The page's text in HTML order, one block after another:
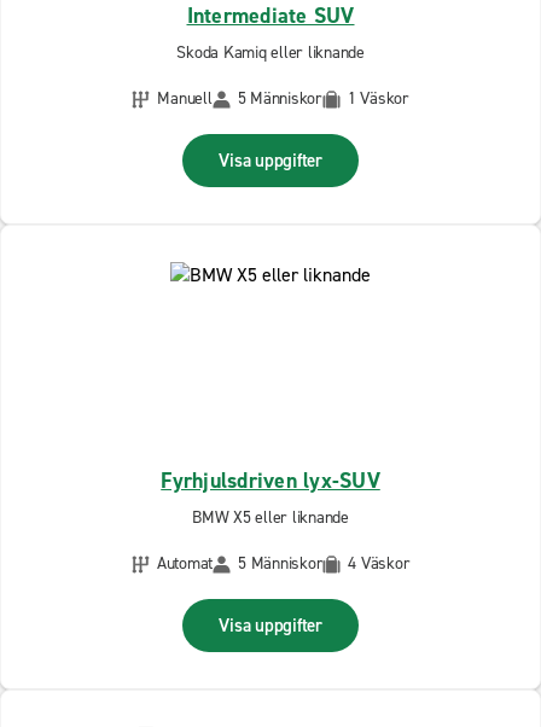
Intermediate SUV
Skoda Kamiq eller liknande
Manuell
5 Människor 1 Väskor
Visa uppgifter
Fyrhjulsdriven lyx-SUV
BMW X5 eller liknande
Automat
5 Människor 4 Väskor
Visa uppgifter